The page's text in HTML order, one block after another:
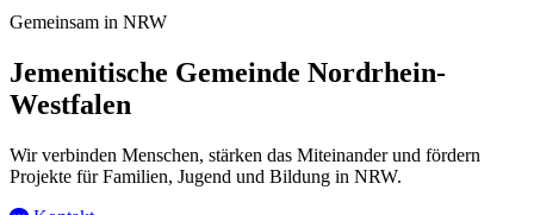
Gemeinsam in NRW
Jemenitische Gemeinde Nordrhein-
Westfalen
Wir verbinden Menschen, stärken das Miteinander und fördern
Projekte für Familien, Jugend und Bildung in NRW.